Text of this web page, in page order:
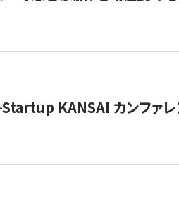
Startup KANSAI カンファレ